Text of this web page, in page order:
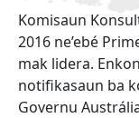
Komisaun
2016 ne’ebé
mak lidera.
notifikasaun ba
Governu